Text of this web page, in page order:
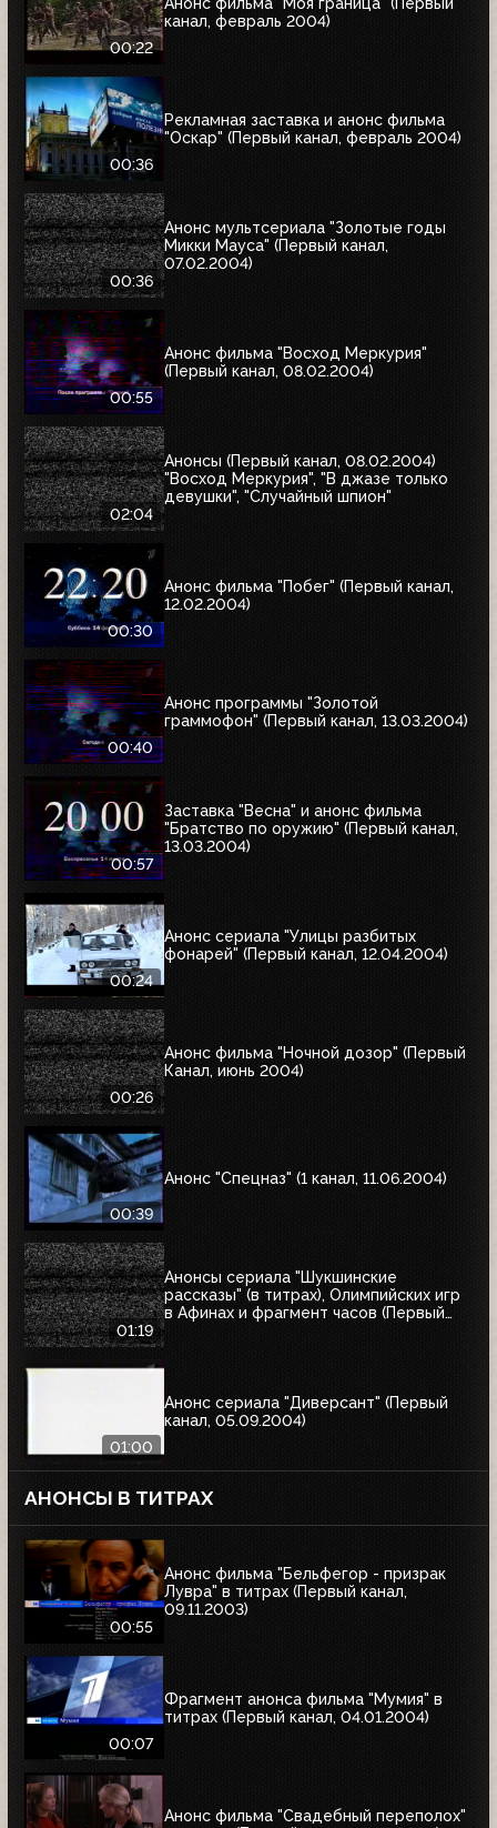
00:22
канал, февраль 2004)
00:36
Рекламная заставка и анонс фильма
"Оскар" (Первый канал, февраль 2004)
00:36
Анонс мультсериала "Золотые годы
Микки Мауса" (Первый канал,
07.02.2004)
00:55
Анонс фильма "Восход Меркурия"
(Первый канал, 08.02.2004)
02:04
Анонсы (Первый канал, 08.02.2004)
"Восход Меркурия", "В джазе только
девушки", "Случайный шпион"
00:30
Анонс фильма "Побег" (Первый канал,
12.02.2004)
00:40
Анонс программы "Золотой
граммофон" (Первый канал, 13.03.2004)
00:57
Заставка "Весна" и анонс фильма
"Братство по оружию" (Первый канал,
13.03.2004)
00:24
Анонс сериала "Улицы разбитых
фонарей" (Первый канал, 12.04.2004)
00:26
Анонс фильма "Ночной дозор" (Первый
Канал, июнь 2004)
00:39
Анонс "Спецназ" (1 канал, 11.06.2004)
01:19
Анонсы сериала "Шукшинские
рассказы" (в титрах), Олимпийских игр
в Афинах и фрагмент часов (Первый
01:00
Анонс сериала "Диверсант" (Первый
канал, 05.09.2004)
АНОНСЫ В ТИТРАХ
00:55
Анонс фильма "Бельфегор - призрак
Лувра" в титрах (Первый канал,
09.11.2003)
00:07
Фрагмент анонса фильма "Мумия" в
титрах (Первый канал, 04.01.2004)
Анонс фильма "Свадебный переполох"